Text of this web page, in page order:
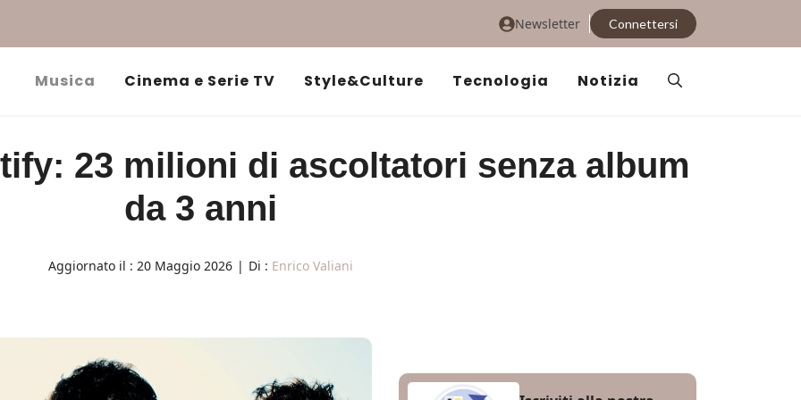
Newsletter Connettersi
Musica Cinema e Serie TV Style&Culture Tecnologia Notizia
23 milioni di ascoltatori senza album
da 3 anni
Aggiornato il : 20 Maggio 2026 | Di : Enrico Valiani